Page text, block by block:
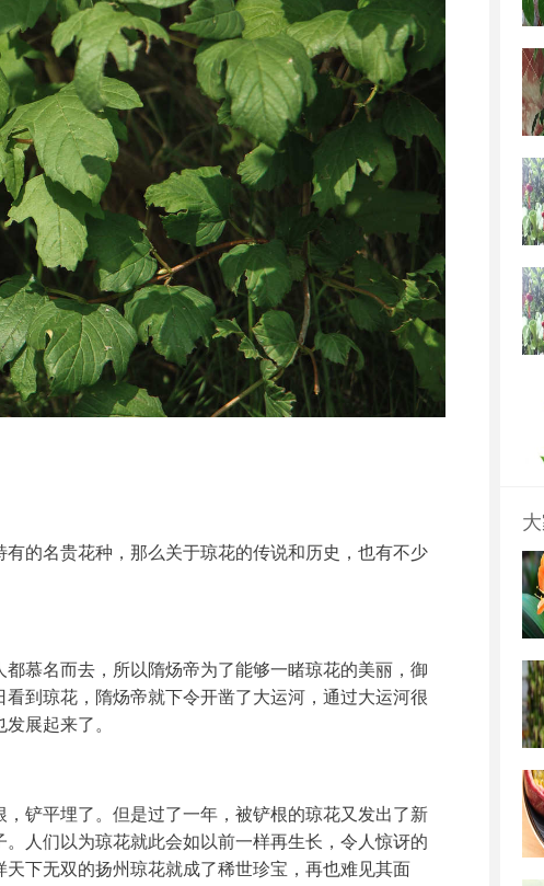
的名贵花种，那么关于琼花的传说和历史，也有不少
慕名而去，所以隋炀帝为了能够一睹琼花的美丽，御
到琼花，隋炀帝就下令开凿了大运河，通过大运河很
展起来了。
铲平埋了。但是过了一年，被铲根的琼花又发出了新
人们以为琼花就此会如以前一样再生长，令人惊讶的
下无双的扬州琼花就成了稀世珍宝，再也难见其面